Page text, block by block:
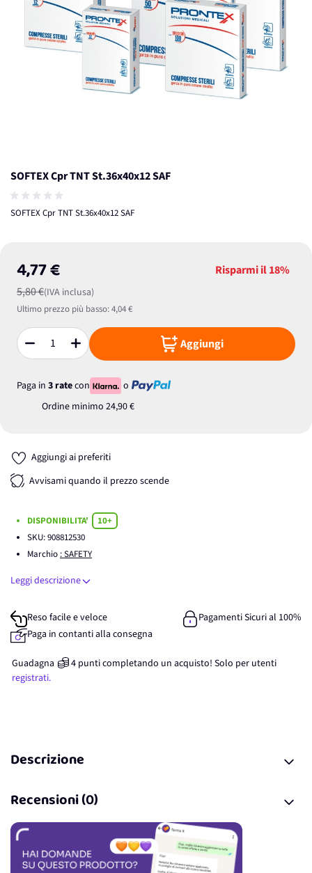
SOFTEX Cpr TNT St.36x40x12 SAF
SOFTEX Cpr TNT St.36x40x12 SAF
4,77 €
5,80 €(IVA inclusa)
Risparmi il18%
Ultimo prezzo più basso:4,04 €
Quantità Aggiungi
Paga in 3 ratecon
o
Ordine minimo 24,90 €
Aggiungi ai preferiti
Avvisami quando il prezzo scende
DISPONIBILITA'
10+
SKU:908812530
Marchio : SAFETY
Leggi descrizione
Reso facile e veloce
Pagamenti Sicuri al 100%
Paga in contanti alla consegna
Guadagna 4 punticompletando un acquisto! Solo per utenti
registrati.
Descrizione
Recensioni (0)